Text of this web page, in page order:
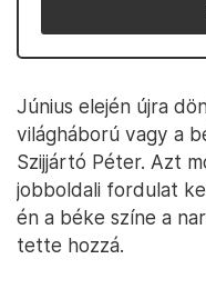
Június elején újra
világháború vagy a
Szijjártó Péter. Azt
jobboldali fordulat
én a béke színe a
tette hozzá.